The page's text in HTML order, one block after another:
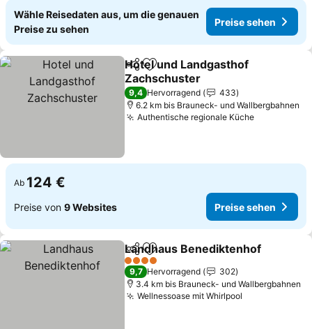
Wähle Reisedaten aus, um die genauen
Preise zu sehen
Preise sehen
TeilenZu Favoriten hinzufügen
Hotel und Landgasthof
Zachschuster
Preise sehen
9,4 Hervorragend
433
6.2 km bis Brauneck- und Wallbergbahnen
Authentische regionale KüchePreise
Ab 124 €
Preise von 9 Websites Preise sehen
TeilenZu Favoriten hinzufügen
Landhaus Benediktenhof
4 Sterne
9,7 Hervorragend
302
3.4 km bis Brauneck- und Wallbergbahnen
Wellnessoase mit Whirlpool